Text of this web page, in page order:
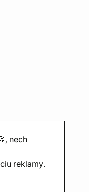
nech
reklamy.